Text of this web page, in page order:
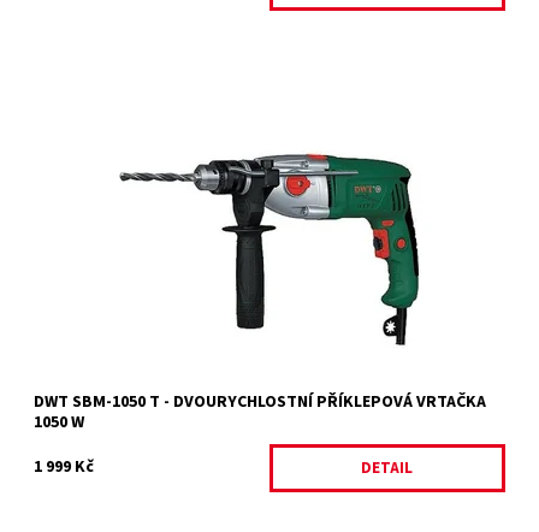
Příklepová vrtačka DWT SBM-1050 T s příkonem 1050 W a
rychloupínacím sklíčidlem o max. průměru 13 mm.
Momentálně nedostupné
2 roky / prodloužená záruka 4 roky
DWT SBM-1050 T - DVOURYCHLOSTNÍ PŘÍKLEPOVÁ VRTAČKA
1050 W
1 999 Kč
DETAIL